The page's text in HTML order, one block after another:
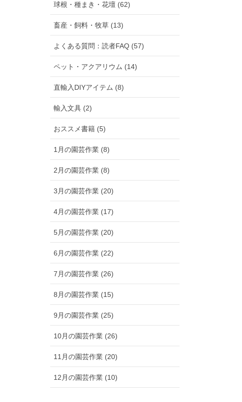
球根・種まき・花壇 (62)
畜産・飼料・牧草 (13)
よくある質問：読者FAQ (57)
ペット・アクアリウム (14)
直輸入DIYアイテム (8)
輸入文具 (2)
おススメ書籍 (5)
1月の園芸作業 (8)
2月の園芸作業 (8)
3月の園芸作業 (20)
4月の園芸作業 (17)
5月の園芸作業 (20)
6月の園芸作業 (22)
7月の園芸作業 (26)
8月の園芸作業 (15)
9月の園芸作業 (25)
10月の園芸作業 (26)
11月の園芸作業 (20)
12月の園芸作業 (10)